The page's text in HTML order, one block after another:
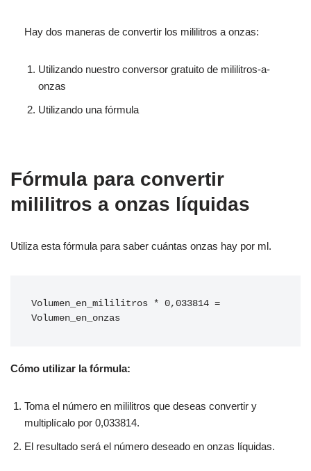
Hay dos maneras de convertir los mililitros a onzas:
Utilizando nuestro conversor gratuito de mililitros-a-
onzas
Utilizando una fórmula
Fórmula para convertir
mililitros a onzas líquidas
Utiliza esta fórmula para saber cuántas onzas hay por ml.
Volumen_en_mililitros * 0,033814 =
Volumen_en_onzas
Cómo utilizar la fórmula:
Toma el número en mililitros que deseas convertir y
multiplícalo por 0,033814.
El resultado será el número deseado en onzas líquidas.